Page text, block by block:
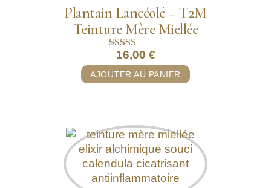
Plantain Lancéolé – T2M
Teinture Mère Miellée
Note
5.00
sur 5
16,00 €
AJOUTER AU PANIER